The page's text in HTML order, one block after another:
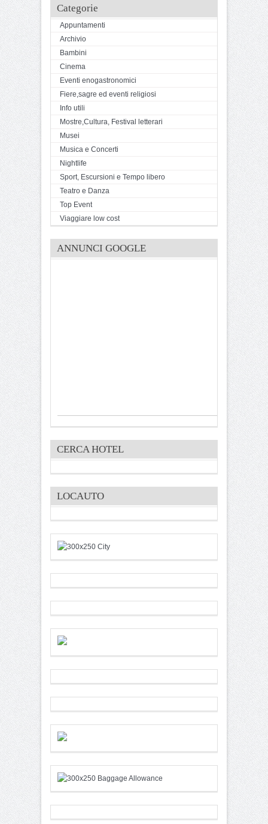
Categorie
Appuntamenti
Archivio
Bambini
Cinema
Eventi enogastronomici
Fiere,sagre ed eventi religiosi
Info utili
Mostre,Cultura, Festival letterari
Musei
Musica e Concerti
Nightlife
Sport, Escursioni e Tempo libero
Teatro e Danza
Top Event
Viaggiare low cost
ANNUNCI GOOGLE
CERCA HOTEL
LOCAUTO